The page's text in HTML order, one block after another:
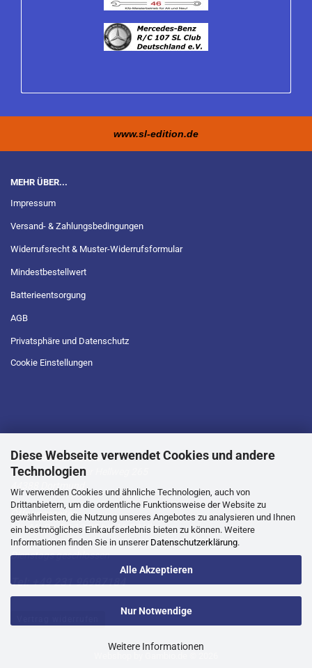
Diese Webseite verwendet Cookies und andere
Technologien
Wir verwenden Cookies und ähnliche Technologien, auch von
Drittanbietern, um die ordentliche Funktionsweise der Website zu
gewährleisten, die Nutzung unseres Angebotes zu analysieren und Ihnen
ein bestmögliches Einkaufserlebnis bieten zu können. Weitere
Informationen finden Sie in unserer Datenschutzerklärung.
Alle Akzeptieren
Nur Notwendige
Weitere Informationen
www.sl-edition.de
MEHR ÜBER...
Impressum
Versand- & Zahlungsbedingungen
Widerrufsrecht & Muster-Widerrufsformular
Mindestbestellwert
Batterieentsorgung
AGB
Privatsphäre und Datenschutz
Cookie Einstellungen
D.T.L Geschäftsstelle
Lütgendortmunder Hellweg 265
Öffnungszeiten:
Mo, Mi, Do, Fr -10.00 bis 16.00 Uhr
Dienstags geschlossen
Tel: +49 231 96987184